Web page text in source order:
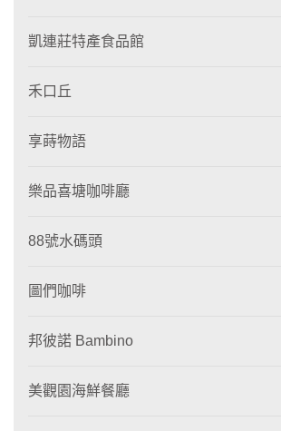
凱連莊特產食品館
禾口丘
享蒔物語
樂品喜塘咖啡廳
88號水碼頭
圖們咖啡
邦彼諾 Bambino
美觀園海鮮餐廳